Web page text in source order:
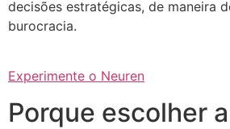
decisões estratégicas, de maneira
burocracia.
Experimente o Neuren
Porque escolher